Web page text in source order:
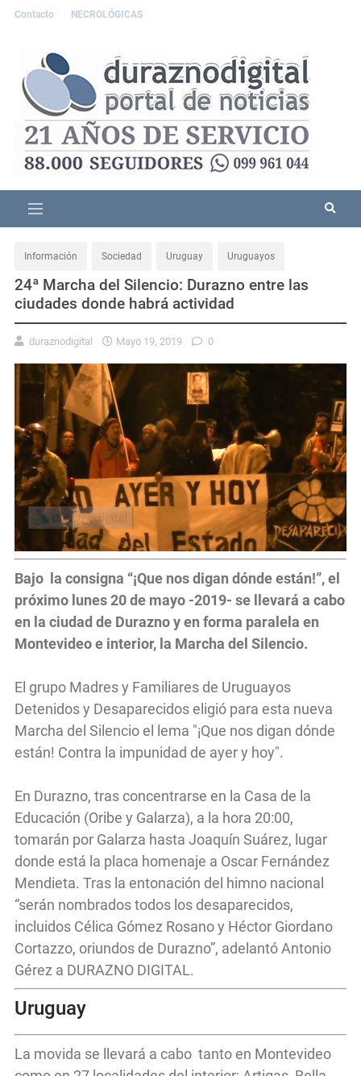
Contacto NECROLÓGICAS
Información Sociedad Uruguay Uruguayos
24ª Marcha del Silencio: Durazno entre las
ciudades donde habrá actividad
duraznodigital Mayo 19, 2019 0
Bajo la consigna “¡Que nos digan dónde están!”, el
próximo lunes 20 de mayo -2019- se llevará a cabo
en la ciudad de Durazno y en forma paralela en
Montevideo e interior, la Marcha del Silencio.
El grupo Madres y Familiares de Uruguayos
Detenidos y Desaparecidos eligió para esta nueva
Marcha del Silencio el lema "¡Que nos digan dónde
están! Contra la impunidad de ayer y hoy".
En Durazno, tras concentrarse en la Casa de la
Educación (Oribe y Galarza), a la hora 20:00,
tomarán por Galarza hasta Joaquín Suárez, lugar
donde está la placa homenaje a Oscar Fernández
Mendieta. Tras la entonación del himno nacional
“serán nombrados todos los desaparecidos,
incluidos Célica Gómez Rosano y Héctor Giordano
Cortazzo, oriundos de Durazno”, adelantó Antonio
Gérez a DURAZNO DIGITAL.
Uruguay
La movida se llevará a cabo tanto en Montevideo